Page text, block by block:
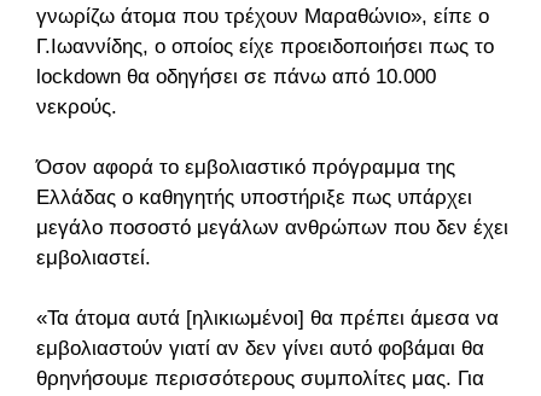
γνωρίζω άτομα που τρέχουν Μαραθώνιο», είπε ο
Γ.Ιωαννίδης, ο οποίος είχε προειδοποιήσει πως το
lockdown θα οδηγήσει σε πάνω από 10.000
νεκρούς.
Όσον αφορά το εμβολιαστικό πρόγραμμα της
Ελλάδας ο καθηγητής υποστήριξε πως υπάρχει
μεγάλο ποσοστό μεγάλων ανθρώπων που δεν έχει
εμβολιαστεί.
«Τα άτομα αυτά [ηλικιωμένοι] θα πρέπει άμεσα να
εμβολιαστούν γιατί αν δεν γίνει αυτό φοβάμαι θα
θρηνήσουμε περισσότερους συμπολίτες μας. Για